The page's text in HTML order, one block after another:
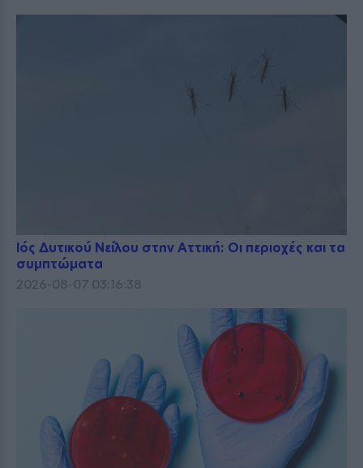
Ιός Δυτικού Νείλου στην Αττική: Οι περιοχές και τα
συμπτώματα
2026-08-07 03:16:38